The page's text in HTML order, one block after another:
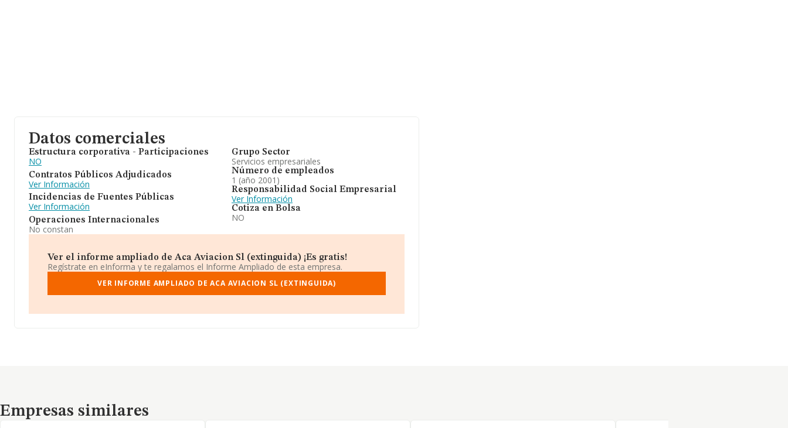
Datos comerciales
Estructura corporativa - Participaciones
NO
Contratos Públicos Adjudicados
Ver Información
Incidencias de Fuentes Públicas
Ver Información
Operaciones Internacionales
No constan
Grupo Sector
Servicios empresariales
Número de empleados
1 (año 2001)
Responsabilidad Social Empresarial
Ver Información
Cotiza en Bolsa
NO
Ver el informe ampliado de Aca Aviacion Sl (extinguida) ¡Es gratis!
Regístrate en eInforma y te regalamos el Informe Ampliado de esta empresa.
VER INFORME AMPLIADO DE ACA AVIACION SL (EXTINGUIDA)
Empresas similares
Empresas similares